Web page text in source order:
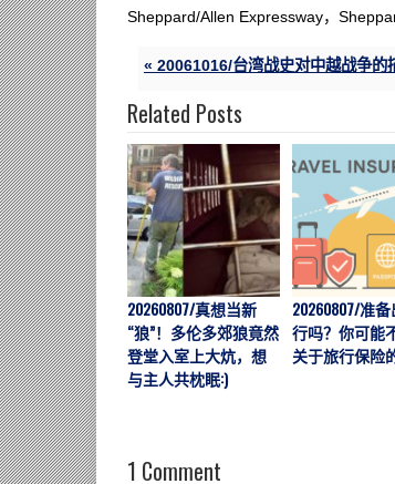
Sheppard/Allen Expressway，
« 20061016/台湾战史对中越战争的
Related Posts
20260807/真想当新
“狼”！多伦多郊狼竟然
登堂入室上大炕，想
与主人共枕眠:)
20260807/准
行吗？你可能
关于旅行保险
1 Comment